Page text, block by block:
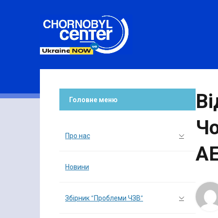
Головне меню
Про нас
Новини
Збірник “Проблеми ЧЗВ”